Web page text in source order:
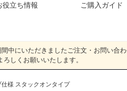
役立ち情報 ご購入ガイド
にいただきましたご注文・お問い合
しくお願いいたします。
様 スタックオンタイプ